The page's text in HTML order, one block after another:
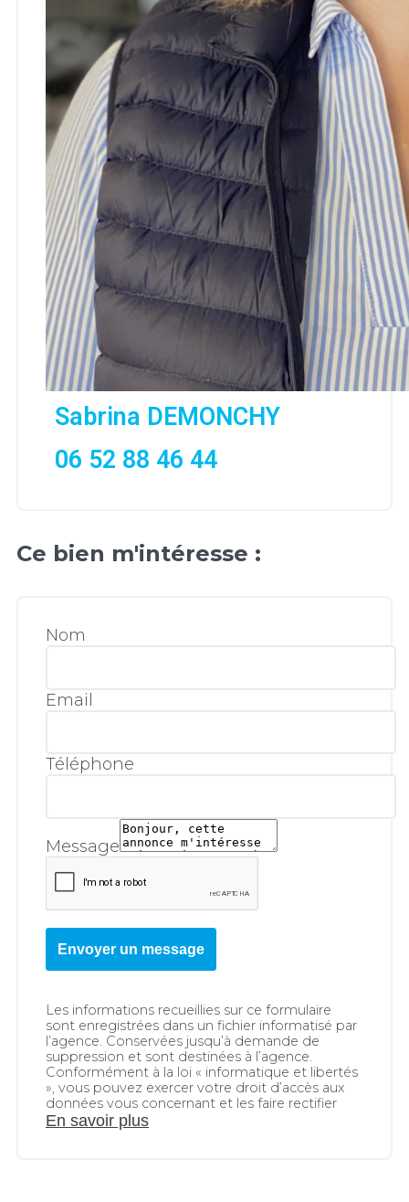
Sabrina DEMONCHY
06 52 88 46 44
Ce bien m'intéresse :
Nom
Email
Téléphone
Message
Envoyer un message
Les informations recueillies sur ce formulaire
sont enregistrées dans un fichier informatisé par
l’agence. Conservées jusqu’à demande de
suppression et sont destinées à l’agence.
Conformément à la loi « informatique et libertés
», vous pouvez exercer votre droit d’accès aux
données vous concernant et les faire rectifier
En savoir plus